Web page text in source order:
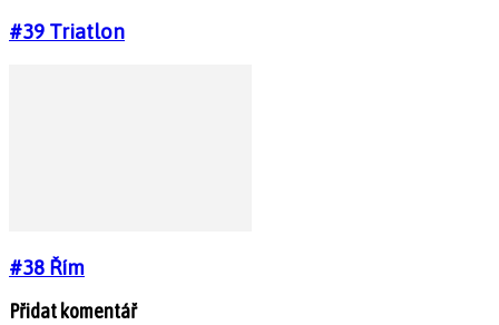
#39 Triatlon
#38 Řím
Přidat komentář